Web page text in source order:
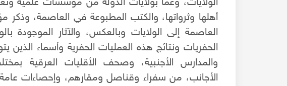
أهلها وثرواتها، والكتب المطبوعة في العاصمة، وذكر
العاصمة إلى الولايات وبالعكس، والآثار الموجودة
الحفريات ونتائج هذه العمليات الحفرية وأسماء الذين
والمدارس الأجنبية، وصحف الأقليات العرقية
الأجانب، من سفراء وقناصل ومقارهم، وإحصاءات